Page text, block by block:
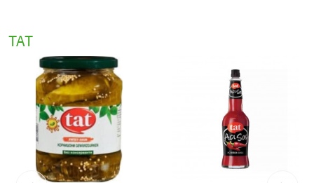
различни кулинарни комбинации. Малкият им размер
ги прави удобни за сервиране и позволява лесно
включване в разнообразни рецепти, като придават
свежест и допълнителен вкус към всяко ястие.
Бейби корнишони Tat
са отличен избор като
предястие, гарнитура или добавка към основни ястия.
Те се съчетават прекрасно с месни специалитети,
скара, колбаси, сирена, картофени ястия, сандвичи и
TAT